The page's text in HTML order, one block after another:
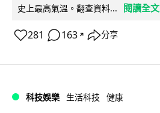
史上最高氣溫。翻查資料...
閱讀全文
281 163 ↗ 分享
科技娛樂 生活科技 健康